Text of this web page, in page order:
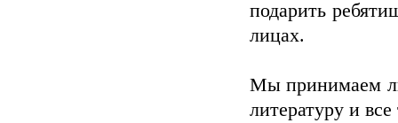
подарить
лицах.
Мы принимаем
литературу и